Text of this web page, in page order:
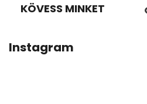
KÖVESS MINKET
Instagram